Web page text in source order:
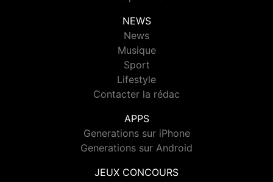
NEWS
News
Musique
Sport
Lifestyle
Contacter la rédac
APPS
Generations sur iPhone
Generations sur Android
JEUX CONCOURS